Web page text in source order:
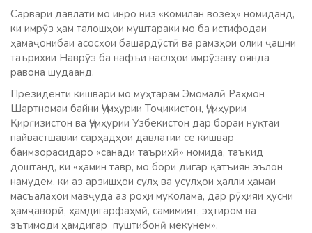
Сарвари давлати мо инро низ «комилан возеҳ» номиданд,
ки имрӯз ҳам талошҳои муштараки мо ба истифодаи
ҳамаҷонибаи асосҳои башардӯстӣ ва рамзҳои олии ҷашни
таърихии Наврӯз ба нафъи наслҳои имрӯзаву оянда
равона шудаанд.
Президенти кишвари мо муҳтарам Эмомалӣ Раҳмон
Шартномаи байни Ҷумҳурии Тоҷикистон, Ҷумҳурии
Қирғизистон ва Ҷумҳурии Узбекистон дар бораи нуқтаи
пайвастшавии сарҳадҳои давлатии се кишвар
баимзорасидаро «санади таърихӣ» номида, таъкид
доштанд, ки «ҳамин тавр, мо бори дигар қатъиян эълон
намудем, ки аз арзишҳои сулҳ ва усулҳои ҳалли ҳамаи
масъалаҳои мавҷуда аз роҳи муколама, дар рӯҳияи ҳусни
ҳамҷаворӣ, ҳамдигарфаҳмӣ, самимият, эҳтиром ва
эътимоди ҳамдигар пуштибонӣ мекунем».